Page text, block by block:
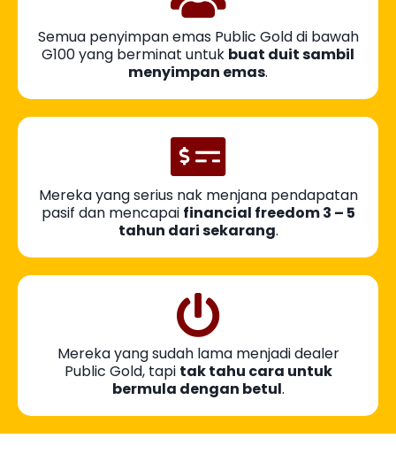
Semua penyimpan emas Public Gold di bawah
G100 yang berminat untuk buat duit sambil
menyimpan emas.
Mereka yang serius nak menjana pendapatan
pasif dan mencapai financial freedom 3 – 5
tahun dari sekarang.
Mereka yang sudah lama menjadi dealer
Public Gold, tapi tak tahu cara untuk
bermula dengan betul.